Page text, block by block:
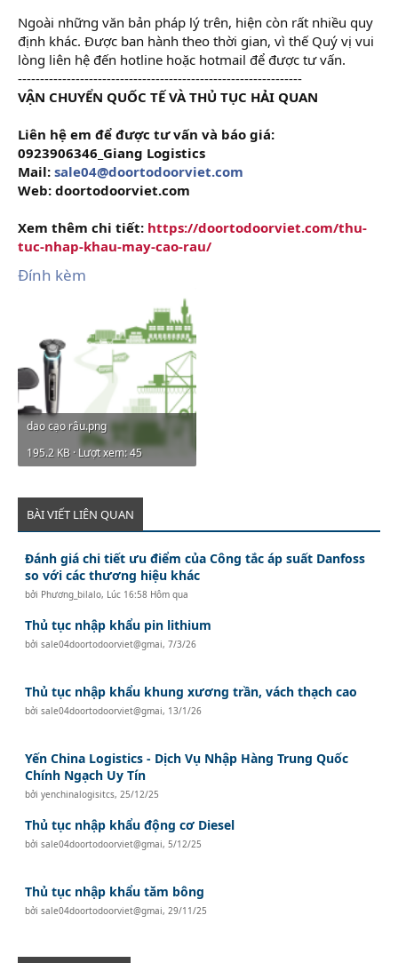
Ngoài những văn bản pháp lý trên, hiện còn rất nhiều quy
định khác. Được ban hành theo thời gian, vì thế Quý vị vui
lòng liên hệ đến hotline hoặc hotmail để được tư vấn.
----------------------------------------------------------------
VẬN CHUYỂN QUỐC TẾ VÀ THỦ TỤC HẢI QUAN
Liên hệ em để được tư vấn và báo giá:
0923906346_Giang Logistics
Mail: sale04@doortodoorviet.com
Web: doortodoorviet.com
Xem thêm chi tiết: https://doortodoorviet.com/thu-
tuc-nhap-khau-may-cao-rau/
Đính kèm
dao cạo râu.png
195.2 KB · Lượt xem: 45
BÀI VIẾT LIÊN QUAN
Đánh giá chi tiết ưu điểm của Công tắc áp suất Danfoss
so với các thương hiệu khác
bởi Phương_bilalo, Lúc 16:58 Hôm qua
Thủ tục nhập khẩu pin lithium
bởisale04doortodoorviet@gmai,7/3/26
Thủ tục nhập khẩu khung xương trần, vách thạch cao
bởisale04doortodoorviet@gmai, 13/1/26
Yến China Logistics - Dịch Vụ Nhập Hàng Trung Quốc
Chính Ngạch Uy Tín
bởiyenchinalogisitcs,25/12/25
Thủ tục nhập khẩu động cơ Diesel
bởisale04doortodoorviet@gmai,5/12/25
Thủ tục nhập khẩu tăm bông
bởisale04doortodoorviet@gmai,29/11/25